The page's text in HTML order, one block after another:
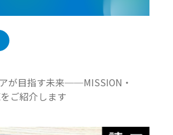
が目指す未来──MISSION・
ご紹介します